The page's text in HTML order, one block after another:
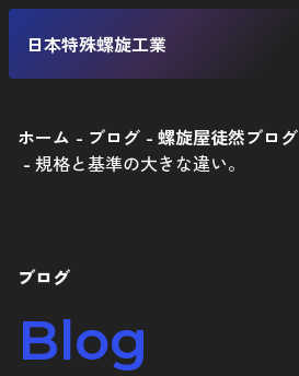
日本特殊螺旋工業
自転車
工業製品
ホーム ブログ
螺旋屋徒然ブログ
規格と基準の大きな違い。
ブログ
Blog